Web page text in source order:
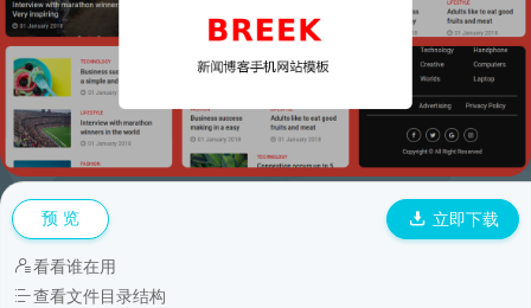
预 览 立即下载
看看谁在用
查看文件目录结构